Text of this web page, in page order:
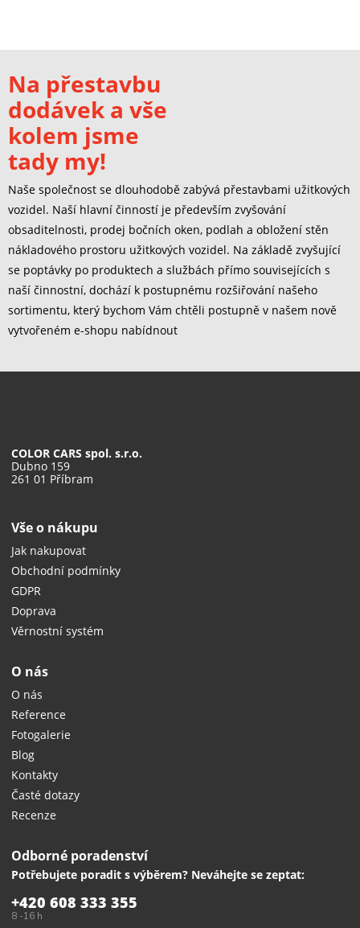
Na přestavbu
dodávek a vše
kolem jsme
tady my!
Naše společnost se dlouhodobě zabývá přestavbami užitkových
vozidel. Naší hlavní činností je především zvyšování
obsaditelnosti, prodej bočních oken, podlah a obložení stěn
nákladového prostoru užitkových vozidel. Na základě zvyšující
se poptávky po produktech a službách přímo souvisejících s
naší činnostní, dochází k postupnému rozšiřování našeho
sortimentu, který bychom Vám chtěli postupně v našem nově
vytvořeném e-shopu nabídnout
COLOR CARS spol. s.r.o.
Dubno 159
261 01 Příbram
Vše o nákupu
Jak nakupovat
Obchodní podmínky
GDPR
Doprava
Věrnostní systém
O nás
O nás
Reference
Fotogalerie
Blog
Kontakty
Časté dotazy
Recenze
Odborné poradenství
Potřebujete poradit s výběrem? Neváhejte se zeptat:
+420 608 333 355
8 -16 h